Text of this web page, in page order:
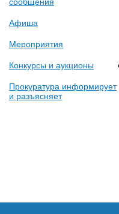
Афиша
Мероприятия
Конкурсы и аукционы
Прокуратура информирует
и разъясняет